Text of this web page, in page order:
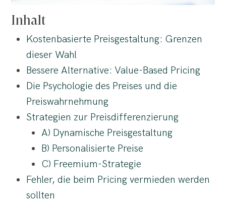
Inhalt
Kostenbasierte Preisgestaltung: Grenzen
dieser Wahl
Bessere Alternative: Value-Based Pricing
Die Psychologie des Preises und die
Preiswahrnehmung
Strategien zur Preisdifferenzierung
A) Dynamische Preisgestaltung
B) Personalisierte Preise
C) Freemium-Strategie
Fehler, die beim Pricing vermieden werden
sollten